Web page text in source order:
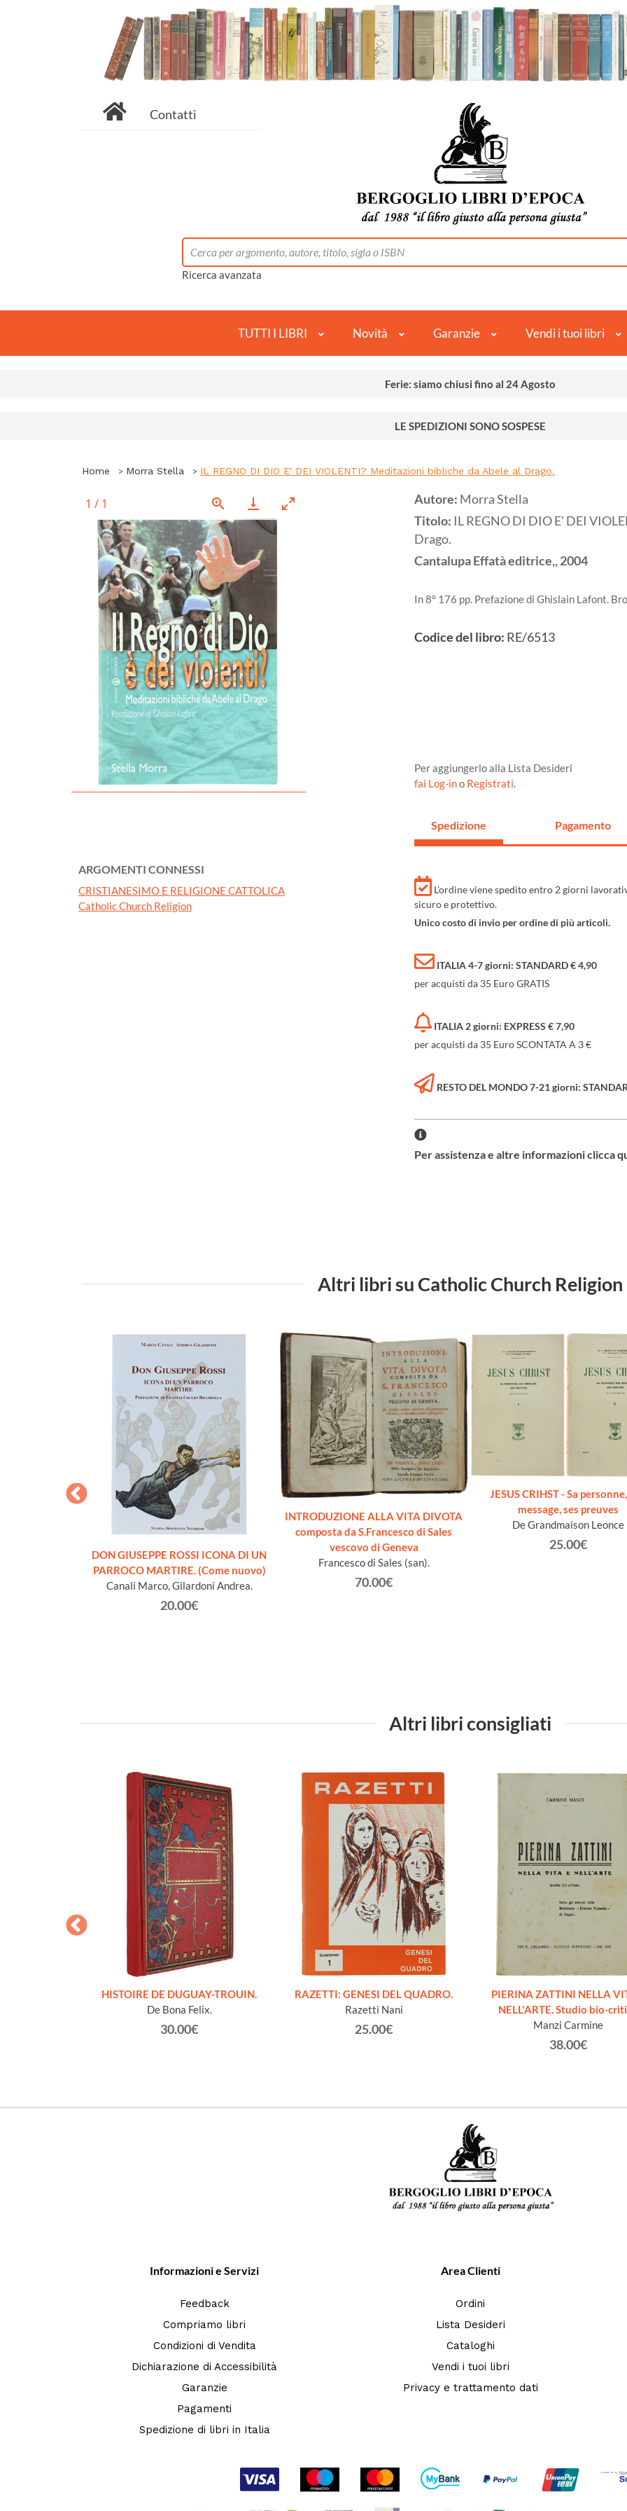
Contatti
Ricerca avanzata
TUTTI I LIBRI Novità Garanzie Vendi i tuoi libri
Ferie: siamo chiusi fino al 24 Agosto
LE SPEDIZIONI SONO SOSPESE
Home Morra Stella IL REGNO DI DIO E' DEI VIOLENTI? Meditazioni bibliche da Abele al Drago.
1 / 1
ARGOMENTI CONNESSI
CRISTIANESIMO E RELIGIONE CATTOLICA
Catholic Church Religion
Autore: Morra Stella
Titolo: IL REGNO DI DIO E' DEI
Drago.
CantalupaEffatà editrice,,2004
In 8° 176 pp. Prefazione di Ghislain Lafont.
Codice del libro: RE/6513
Per aggiungerlo alla Lista Desideri
fai Log-ino Registrati.
Spedizione Pagamento
L'ordine viene spedito entro 2 giorni
sicuro e protettivo.
Unico costo di invio per ordine di più articoli.
ITALIA 4-7 giorni: STANDARD € 4,90
per acquisti da 35 Euro GRATIS
ITALIA 2 giorni: EXPRESS € 7,90
per acquisti da 35 Euro SCONTATA A 3 €
RESTO DEL MONDO 7-21 giorni:
Per assistenza e altre informazioni clicca
Altri libri su Catholic Church Religion
Via alla vera
DON GIUSEPPE ROSSI ICONA DI UN
PARROCO MARTIRE. (Come nuovo)
Canali Marco, Gilardoni Andrea.
20.00€
INTRODUZIONE ALLA VITA DIVOTA
composta da S.Francesco di Sales
vescovo di Geneva
Francesco di Sales (san).
70.00€
JESUS CRIHST - Sa
message, ses preuves
De Grandmaison Leonce
25.00€
Altri libri consigliati
HISTOIRE DE DUGUAY-TROUIN.
De Bona Felix.
30.00€
RAZETTI: GENESI DEL QUADRO.
Razetti Nani
25.00€
PIERINA ZATTINI NELLA
NELL'ARTE. Studio bio-
Manzi Carmine
38.00€
Informazioni e Servizi
Feedback
Compriamo libri
Condizioni di Vendita
Dichiarazione di Accessibilità
Garanzie
Pagamenti
Spedizione di libri in Italia
Area Clienti
Ordini
Lista Desideri
Cataloghi
Vendi i tuoi libri
Privacy e trattamento dati